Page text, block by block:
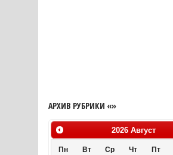
АРХИВ РУБРИКИ «»
2026 Август
Пн Вт Ср Чт Пт